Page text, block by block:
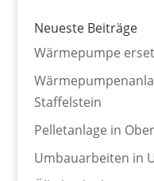
Neueste Beiträge
Wärmepumpe
Staffelstein
Pelletanlage in
Umbauarbeiten in